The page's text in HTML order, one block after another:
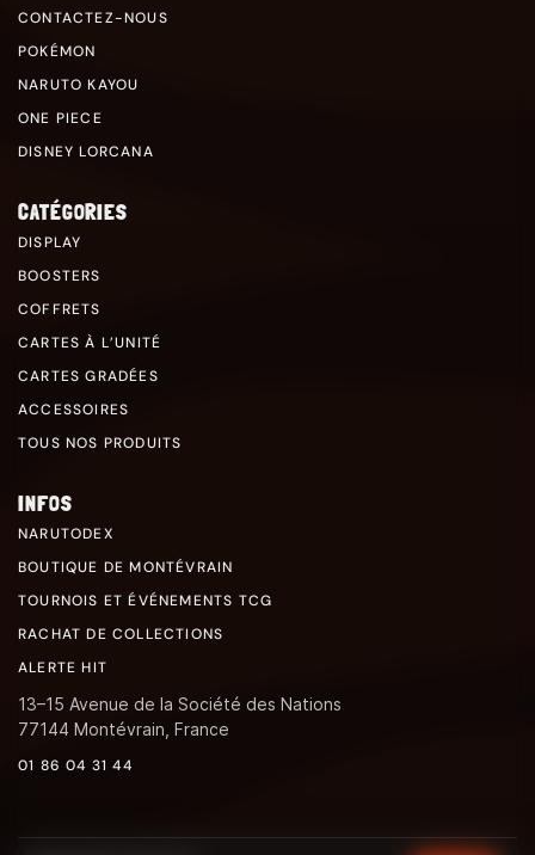
CONTACTEZ-NOUS
POKÉMON
NARUTO KAYOU
ONE PIECE
DISNEY LORCANA
CATÉGORIES
DISPLAY
BOOSTERS
COFFRETS
CARTES À L’UNITÉ
CARTES GRADÉES
ACCESSOIRES
TOUS NOS PRODUITS
INFOS
NARUTODEX
BOUTIQUE DE MONTÉVRAIN
TOURNOIS ET ÉVÉNEMENTS TCG
RACHAT DE COLLECTIONS
ALERTE HIT
13–15 Avenue de la Société des Nations
77144 Montévrain, France
01 86 04 31 44